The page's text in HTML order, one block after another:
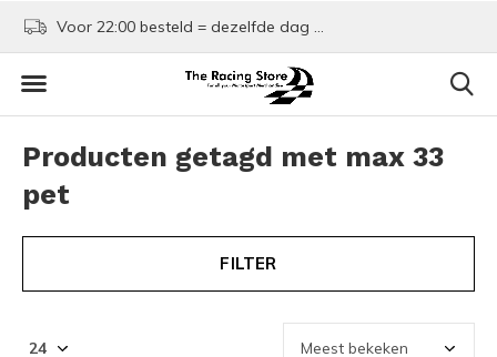
Voor 22:00 besteld = dezelfde dag verzonden!
Producten getagd met max 33
pet
FILTER